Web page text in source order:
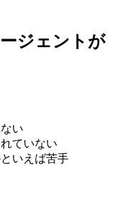
ジェントが
い
ていない
いえば苦手